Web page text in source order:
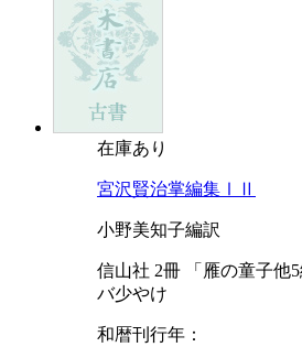
在庫あり
宮沢賢治掌編集ⅠⅡ
小野美知子編訳
信山社 2冊 「雁の童子
バ少やけ
和暦刊行年：